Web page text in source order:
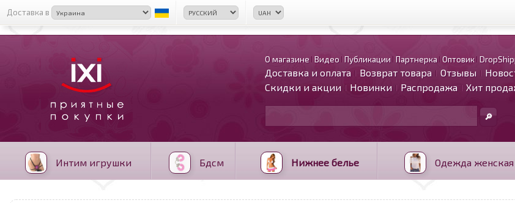
Доставка в
О магазине Видео Публикации Партнерка Оптовик
Доставка и оплата Возврат товара Отзывы
Скидки и акции
Новинки Распродажа Хит
Интим игрушки Бдсм Нижнее белье Одежда женская